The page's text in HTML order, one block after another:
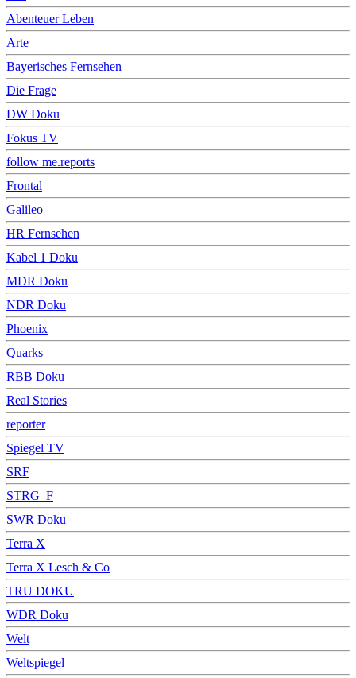
Abenteuer Leben
Arte
Bayerisches Fernsehen
Die Frage
DW Doku
Fokus TV
follow me.reports
Frontal
Galileo
HR Fernsehen
Kabel 1 Doku
MDR Doku
NDR Doku
Phoenix
Quarks
RBB Doku
Real Stories
reporter
Spiegel TV
SRF
STRG_F
SWR Doku
Terra X
Terra X Lesch & Co
TRU DOKU
WDR Doku
Welt
Weltspiegel